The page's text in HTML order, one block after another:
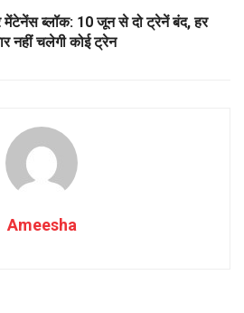
मेंटेनेंस ब्लॉक: 10 जून से दो ट्रेनें बंद, हर
नहीं चलेगी कोई ट्रेन
Ameesha